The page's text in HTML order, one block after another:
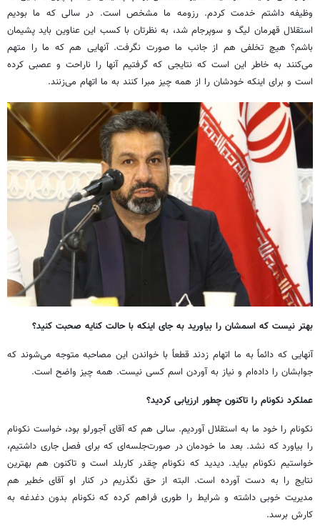
وظیفه داشتم خدمت کردم. رزومه ما مشخص است. در سالی که ما بودیم
استقلال قهرمان لیگ و سوپرجام شد، به نظرتان با کسب این عناوین باید پشیمان
باشم؟ هیچ تخلفی هم از جانب ما صورت نگرفت. آنهایی هم که ما را متهم
می‌کنند به خاطر این است که نتایجی که گرفتیم آنها را ناراحت و عصبی کرده
است و برای اینکه خودشان را از همه چیز مبرا کنند به ما اتهام می‌زنند.
بهتر نیست که اسمشان را بیاورید به جای اینکه با حالت کنایه صحبت کنید؟
آنهایی که دائماً به ما اتهام زدند قطعاً با خواندن این مصاحبه متوجه می‌شوند که
جوابشان را داده‌ام و نیاز به آوردن اسم کسی نیست. همه چیز واضح است.
عملکرد نکونام را تاکنون چطور ارزیابی کردید؟
نکونام را خود ما به استقلال آوردیم. سالی هم که آقای آجورلو بود، خواست نکونام
را بیاورد که نشد. بعد ما خودمان در صورت‌جلسه‌ای که برای فصل جاری داشتیم،
خواستیم نکونام بیاید. دیدید که نکونام چقدر کاربلد است و تاکنون هم بهترین
نتایج را به دست آورده است. البته از حق نگذریم در کنار او آقای خطیر هم
مدیریت خوبی داشته و شرایط را طوری فراهم کرده که نکونام بدون دغدغه به
کارش برسد.